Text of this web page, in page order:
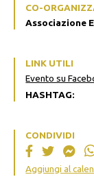
CO-
Associazione
LINK UTILI
Evento su
HASHTAG:
CONDIVIDI
Aggiungi al